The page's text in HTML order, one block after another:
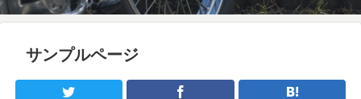
サンプルページ